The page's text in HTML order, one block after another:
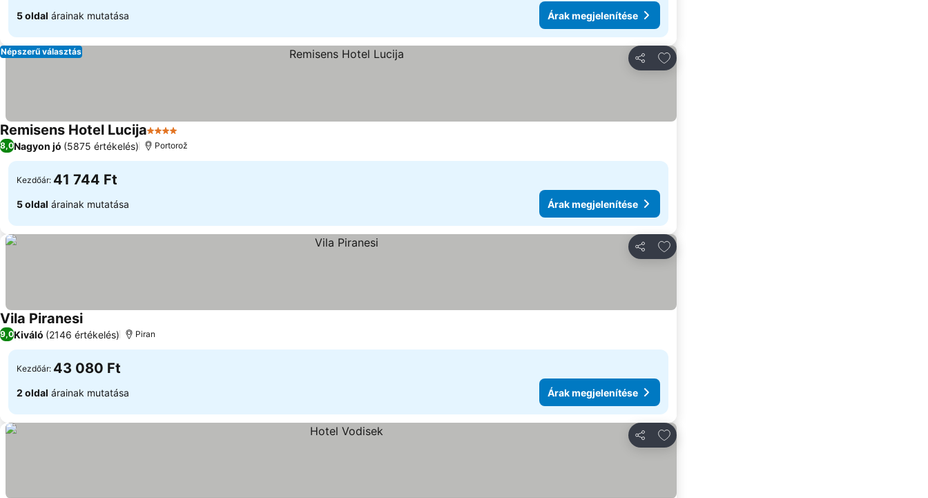
5 oldal árainak mutatása Árak megjelenítése
Megosztás
Hozzáadás a kedvencekhez
Népszerű választás
Remisens Hotel Lucija4 Kategória
8,0Nagyon jó (5875 értékelés) Portorož
Kezdőár: 41 744 Ft
5 oldal árainak mutatása Árak megjelenítése
Megosztás
Hozzáadás a kedvencekhez
Vila Piranesi
9,0Kiváló (2146 értékelés) Piran
Kezdőár: 43 080 Ft
2 oldal árainak mutatása Árak megjelenítése
Megosztás
Hozzáadás a kedvencekhez